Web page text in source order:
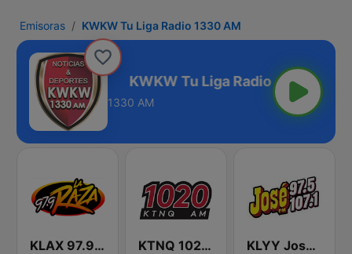
Emisoras KWKW Tu Liga Radio 1330 AM
1330 AM
1330 AM
KLAX 97.9 La Raza FM KTNQ 1020 AM KLYY José 97.5 y 107.1